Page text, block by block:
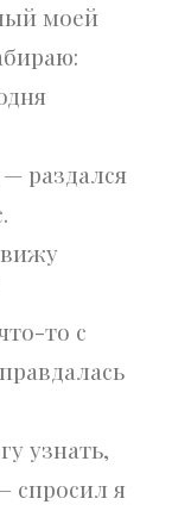
моей
раздался
то с
узнать,
спросил я